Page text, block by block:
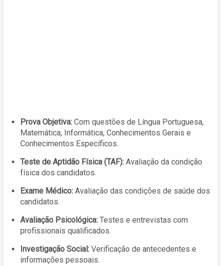
Prova Objetiva: Com questões de Língua Portuguesa,
Matemática, Informática, Conhecimentos Gerais e
Conhecimentos Específicos.
Teste de Aptidão Física (TAF): Avaliação da condição
física dos candidatos.
Exame Médico: Avaliação das condições de saúde dos
candidatos.
Avaliação Psicológica: Testes e entrevistas com
profissionais qualificados.
Investigação Social: Verificação de antecedentes e
informações pessoais.